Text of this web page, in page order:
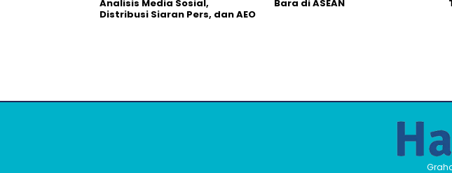
Analisis Media Sosial,
Distribusi Siaran Pers, dan AEO
Bara di ASEAN